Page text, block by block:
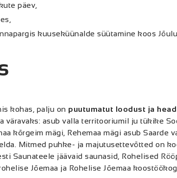
päev,
kuuseküünalde süütamine koos
kohas, palju on puutumatut loodust ja
väravaks: asub valla territooriumil ju tükike
kõrgeim mägi, Rehemaa mägi asub Saarde
Mitmed puhke- ja majutusettevõtted on
Saunateele jäävaid saunasid, Rohelised
Jõemaa ja Rohelise Jõemaa